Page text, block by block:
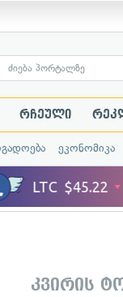
რჩეული
ეკონომიკა
კვირის